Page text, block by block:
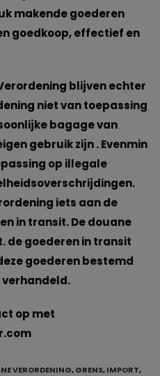
makende goederen
goedkoop, effectief en
blijven echter
niet van toepassing
bagage van
gebruik zijn . Evenmin
op illegale
iets aan de
in transit. De douane
de goederen in transit
goederen bestemd
verhandeld.
op met
VERORDENING,GRENS,IMPORT,